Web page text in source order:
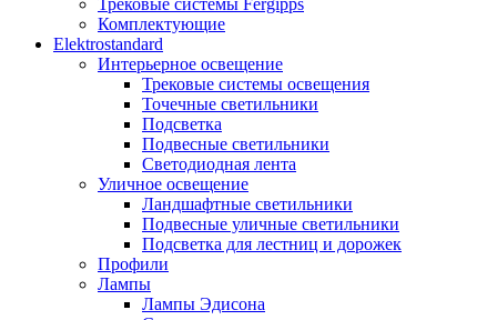
Трековые системы Fergipps
Комплектующие
Elektrostandard
Интерьерное освещение
Трековые системы освещения
Точечные светильники
Подсветка
Подвесные светильники
Светодиодная лента
Уличное освещение
Ландшафтные светильники
Подвесные уличные светильники
Подсветка для лестниц и дорожек
Профили
Лампы
Лампы Эдисона